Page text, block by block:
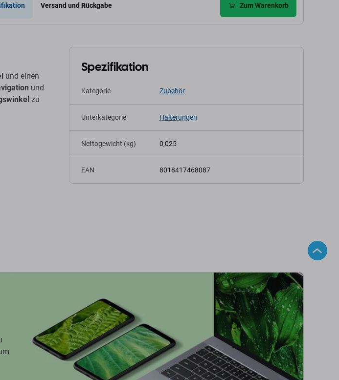
Versand und Rückgabe Zum Warenkorb
und einen
und
zu
Spezifikation
Kategorie Zubehör
Unterkategorie Halterungen
Nettogewicht (kg) 0,025
EAN 8018417468087